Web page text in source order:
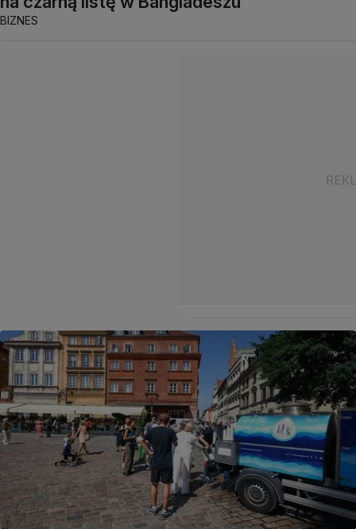
BIZNES